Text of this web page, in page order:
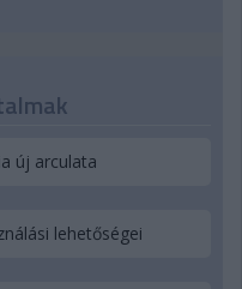
új arculata
lehetőségei